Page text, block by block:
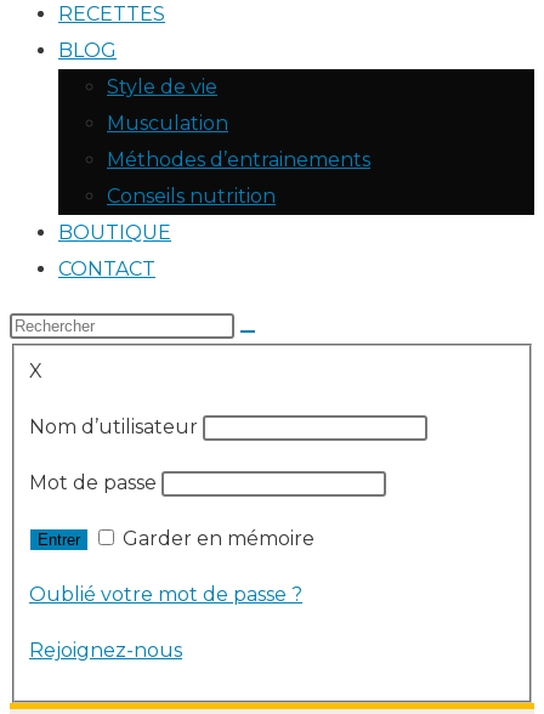
RECETTES
BLOG
Style de vie
Musculation
Méthodes d’entrainements
Conseils nutrition
BOUTIQUE
CONTACT
X
Nom d’utilisateur
Mot de passe
Garder en mémoire
Oublié votre mot de passe ?
Rejoignez-nous